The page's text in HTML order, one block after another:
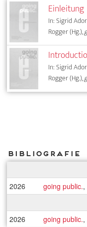
Einleitung
In: Sigrid
Rogger (Hg.),
In: Sigrid
Rogger (Hg.),
Bibliografie
2026 going public.
2026 going public.